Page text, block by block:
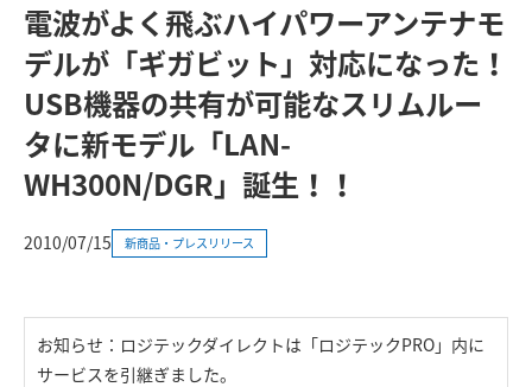
電波がよく飛ぶハイパワーアンテナモ
デルが「ギガビット」対応になった！
USB機器の共有が可能なスリムルー
タに新モデル「LAN-
WH300N/DGR」誕生！！
2010/07/15 新商品・プレスリリース
お知らせ：ロジテックダイレクトは「ロジテックPRO」内に
サービスを引継ぎました。